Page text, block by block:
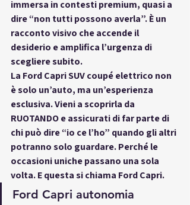
immersa in contesti premium, quasi a
dire “non tutti possono averla”. È un
racconto visivo che accende il
desiderio e amplifica l’urgenza di
scegliere subito.
La Ford Capri SUV coupé elettrico non
è solo un’auto, ma un’esperienza
esclusiva. Vieni a scoprirla da
RUOTANDO e assicurati di far parte di
chi può dire “io ce l’ho” quando gli altri
potranno solo guardare. Perché le
occasioni uniche passano una sola
volta. E questa si chiama Ford Capri.
Ford Capri autonomia